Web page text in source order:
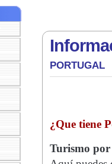
PORTUGAL
¿Que tiene
Turismo